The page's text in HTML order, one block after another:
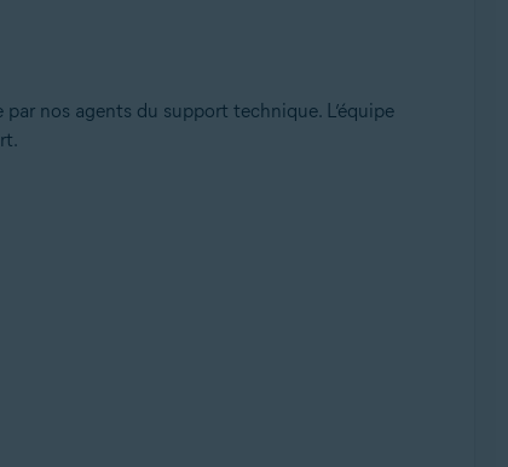
nos agents du support technique. L’équipe